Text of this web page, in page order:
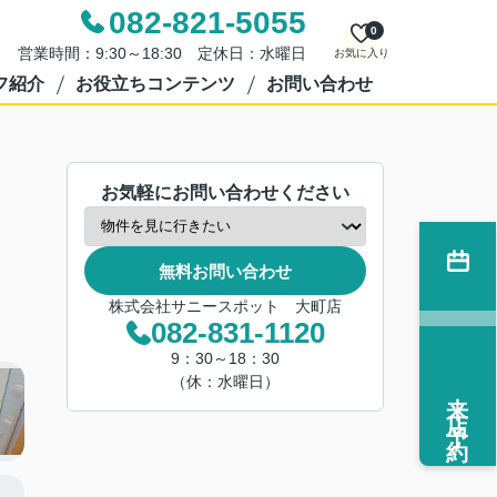
082-821-5055
営業時間：9:30～18:30 定休日：水曜日 お気に入り
0
紹介 お役立ちコンテンツ お問い合わせ
お気軽にお問い合わせください
無料お問い合わせ
株式会社サニースポット 大町店
082-831-1120
9：30～18：30
（休：水曜日）
来店予約